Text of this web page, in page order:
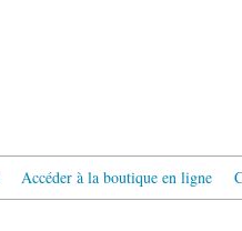
Accéder à la boutique en ligne